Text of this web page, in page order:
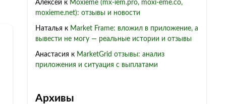
Алексей к Moxieme (mx-iem.pro, moxi-eme.co,
moxieme.net): отзывы и новости
Наталья к Market Frame: вложил в приложение, а
вывести не могу — реальные истории и отзывы
Анастасия к MarketGrid отзывы: анализ
приложения и ситуация с выплатами
Архивы